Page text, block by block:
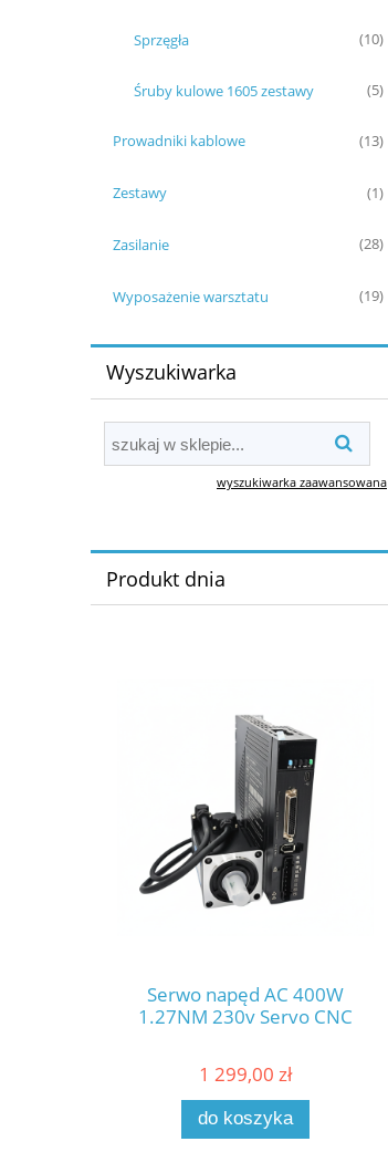
Sprzęgła (10)
Śruby kulowe 1605 zestawy (5)
Prowadniki kablowe (13)
Zestawy (1)
Zasilanie (28)
Wyposażenie warsztatu (19)
Wyszukiwarka
wyszukiwarka zaawansowana
Produkt dnia
Serwo napęd AC 400W
1.27NM 230v Servo CNC
1 299,00 zł
do koszyka